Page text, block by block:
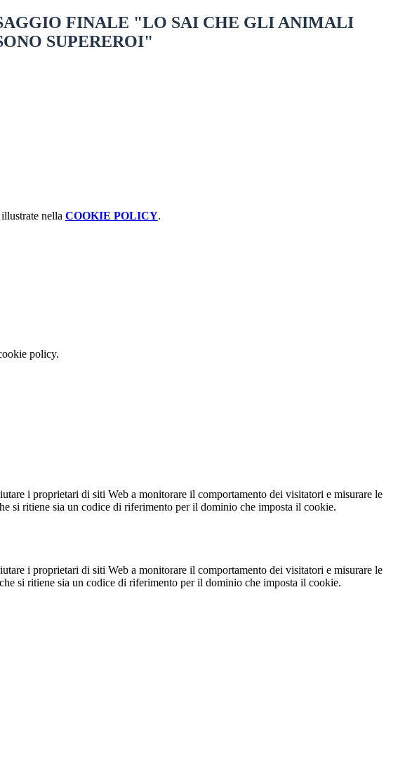
FINALE "LO SAI CHE GLI ANIMALI
SUPEREROI"
nella COOKIE POLICY.
policy.
i proprietari di siti Web a monitorare il comportamento dei visitatori e misurare le
si ritiene sia un codice di riferimento per il dominio che imposta il cookie.
i proprietari di siti Web a monitorare il comportamento dei visitatori e misurare le
si ritiene sia un codice di riferimento per il dominio che imposta il cookie.